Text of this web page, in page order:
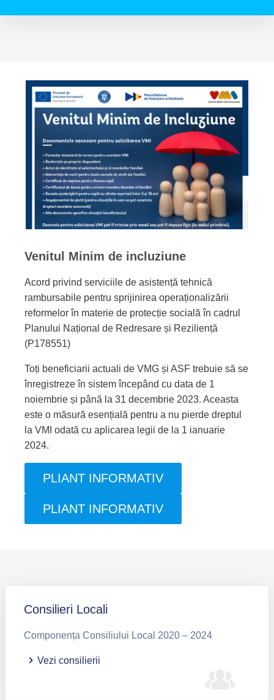
Venitul Minim de incluziune
Acord privind serviciile de asistență tehnică
rambursabile pentru sprijinirea operaționalizării
reformelor în materie de protecție socială în cadrul
Planului Național de Redresare și Reziliență
(P178551)
Toți beneficiarii actuali de VMG și ASF trebuie să se
înregistreze în sistem începând cu data de 1
noiembrie și până la 31 decembrie 2023. Aceasta
este o măsură esențială pentru a nu pierde dreptul
la VMI odată cu aplicarea legii de la 1 ianuarie
2024.
PLIANT INFORMATIV
PLIANT INFORMATIV
Consilieri Locali
Componența Consiliului Local 2020 – 2024
Vezi consilierii